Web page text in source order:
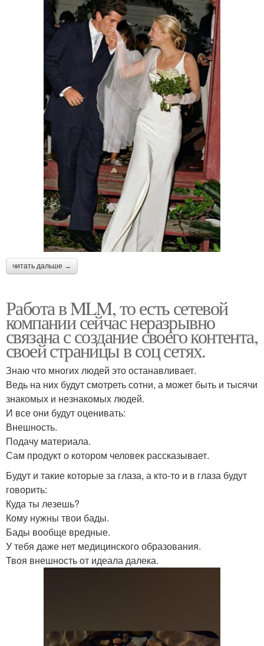
читать дальше →
Работа в MLM, то есть сетевой
компании сейчас неразрывно
связана с создание своего контента,
своей страницы в соц сетях.
Знаю что многих людей это останавливает.
Ведь на них будут смотреть сотни, а может быть и тысячи
знакомых и незнакомых людей.
И все они будут оценивать:
Внешность.
Подачу материала.
Сам продукт о котором человек рассказывает.
Будут и такие которые за глаза, а кто-то и в глаза будут
говорить:
Куда ты лезешь?
Кому нужны твои бады.
Бады вообще вредные.
У тебя даже нет медицинского образования.
Твоя внешность от идеала далека.